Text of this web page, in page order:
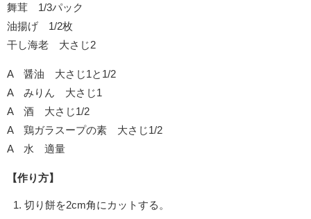
舞茸 1/3パック
油揚げ 1/2枚
干し海老 大さじ2
A 醤油 大さじ1と1/2
A みりん 大さじ1
A 酒 大さじ1/2
A 鶏ガラスープの素 大さじ1/2
A 水 適量
【作り方】
切り餅を2cm角にカットする。